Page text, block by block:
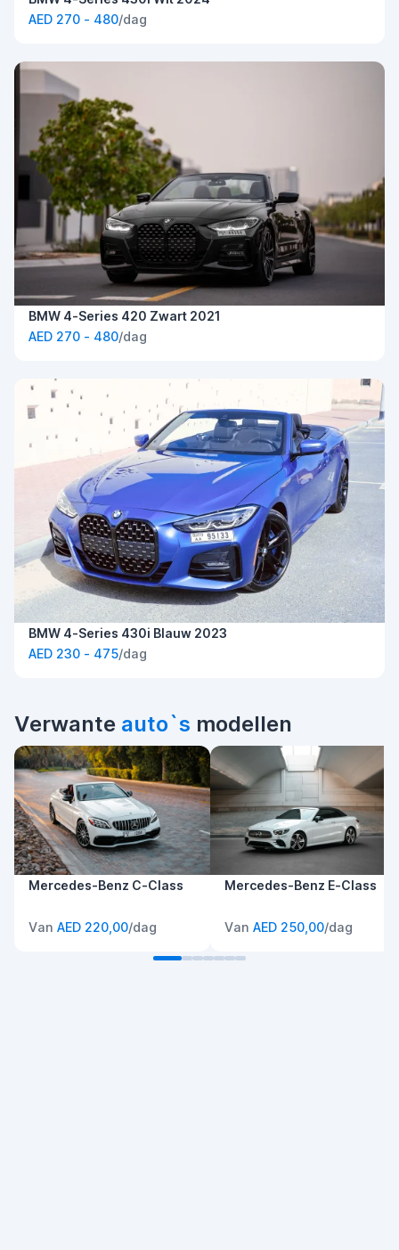
AED 270 - 480/dag
BMW 4-Series 420 Zwart 2021
AED 270 - 480/dag
BMW 4-Series 430i Blauw 2023
AED 230 - 475/dag
Verwante auto`s modellen
Mercedes-Benz C-Class
Van AED 220,00/dag
Mercedes-Benz E-Class
Van AED 250,00/dag